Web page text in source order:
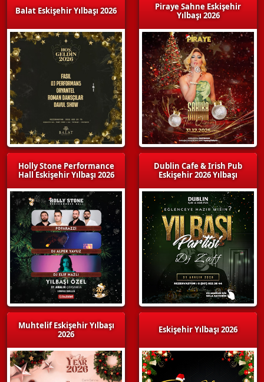
Balat Eskişehir Yılbaşı 2026
Holly Stone Performance
Hall Eskişehir Yılbaşı 2026
Muhtelif Eskişehir Yılbaşı
2026
Piraye Sahne Eskişehir
Yılbaşı 2026
Dublin Cafe & Irish Pub
Eskişehir 2026 Yılbaşı
Eskişehir Yılbaşı 2026